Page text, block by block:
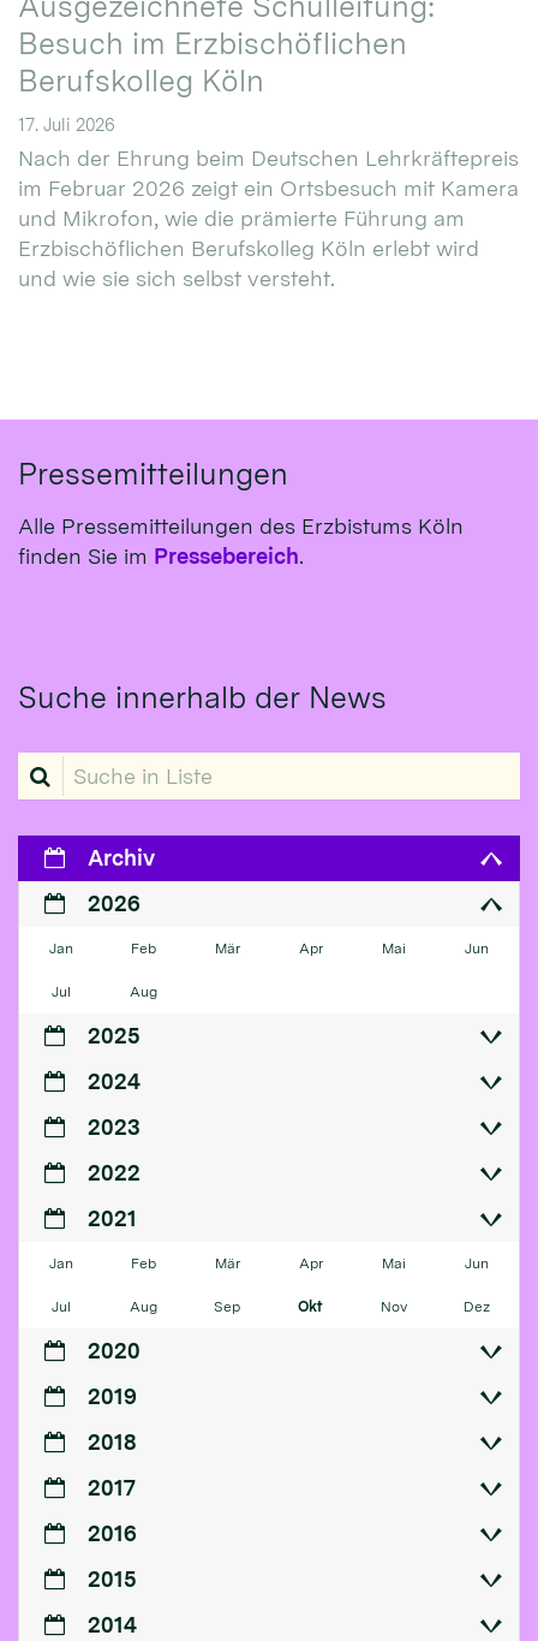
Besuch im Erzbischöflichen
Berufskolleg Köln
17. Juli 2026
Nach der Ehrung beim Deutschen Lehrkräftepreis
im Februar 2026 zeigt ein Ortsbesuch mit Kamera
und Mikrofon, wie die prämierte Führung am
Erzbischöflichen Berufskolleg Köln erlebt wird
und wie sie sich selbst versteht.
Pressemitteilungen
Alle Pressemitteilungen des Erzbistums Köln
finden Sie im Pressebereich.
Suche innerhalb der News
Suche in Liste
Archiv
2026
Jan Feb Mär Apr Mai Jun
Jul Aug
2025
2024
2023
2022
2021
Jan Feb Mär Apr Mai Jun
Jul Aug Sep Okt Nov Dez
2020
2019
2018
2017
2016
2015
2014